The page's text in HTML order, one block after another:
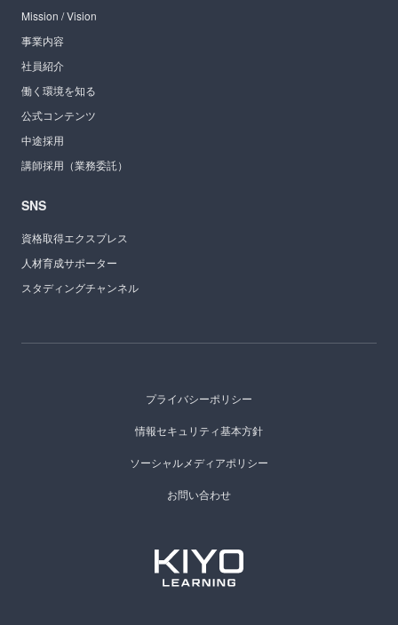
Mission / Vision
事業内容
社員紹介
働く環境を知る
公式コンテンツ
中途採用
講師採用（業務委託）
SNS
資格取得エクスプレス
人材育成サポーター
スタディングチャンネル
プライバシーポリシー
情報セキュリティ基本方針
ソーシャルメディアポリシー
お問い合わせ